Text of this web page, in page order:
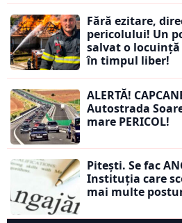
Fără ezitare,
pericolului! Un
salvat o
în timpul liber!
ALERTĂ!
Autostrada
mare PERICOL!
Pitești. Se fac
Instituția care
mai multe